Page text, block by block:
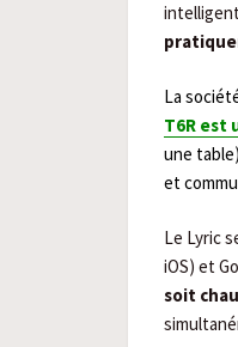
La
T6R est
une
et
Le Lyric
iOS) et
soit